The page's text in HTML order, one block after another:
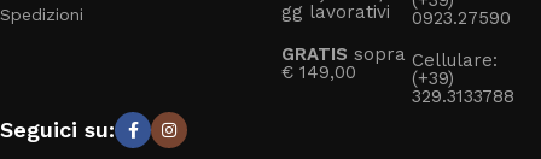
Spedizioni
gg lavorativi
GRATIS sopra
€ 149,00
0923.27590
Cellulare:
(+39)
329.3133788
Seguici su: